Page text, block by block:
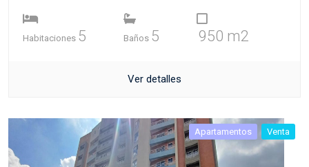
Habitaciones 5 Baños 5 950 m2
Ver detalles
Apartamentos Venta